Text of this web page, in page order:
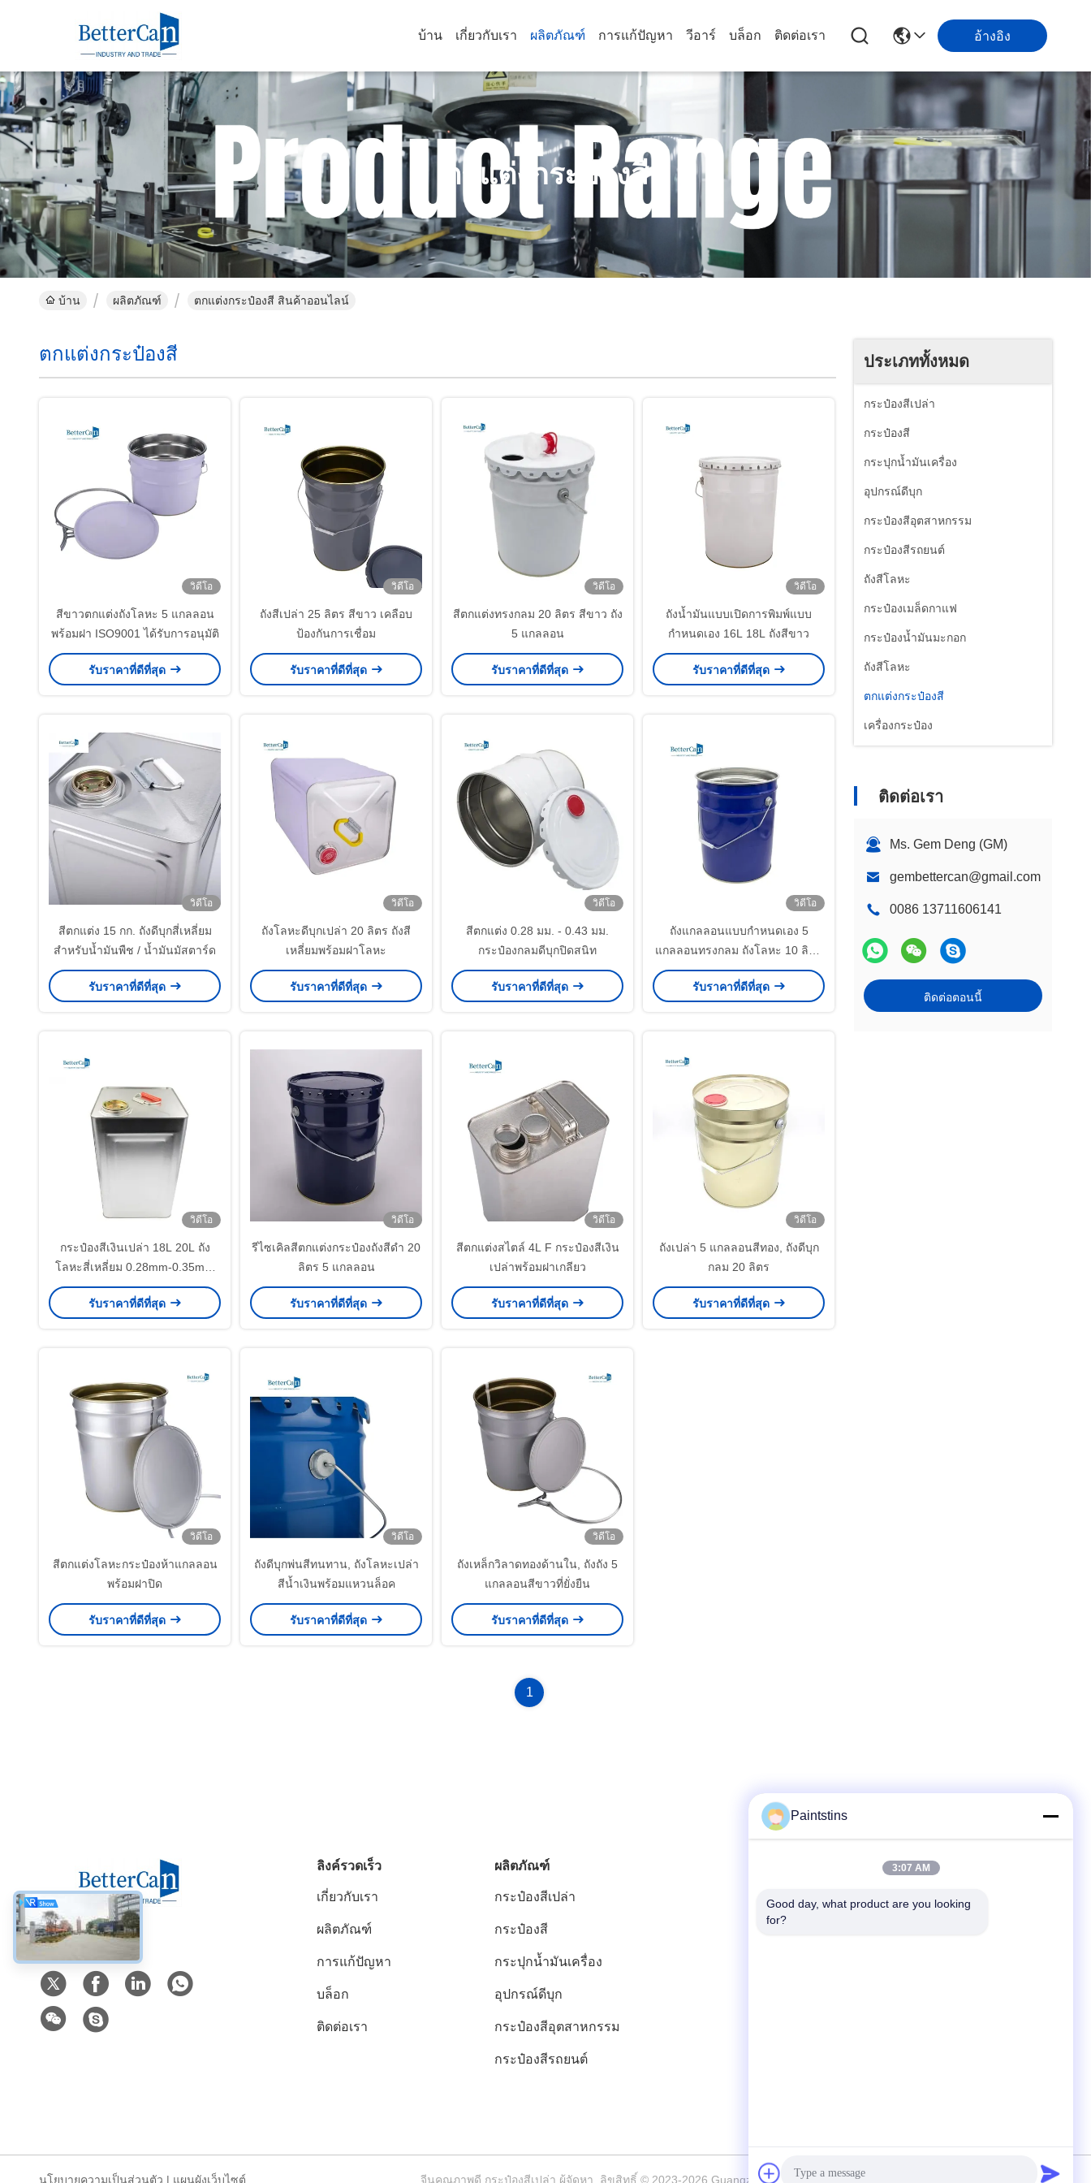
บ้าน เกี่ยวกับเรา ผลิตภัณฑ์ การแก้ปัญหา วีอาร์ บล็อก ติดต่อเรา อ้างอิง
ตกแต่งกระป๋องสี
บ้าน ผลิตภัณฑ์ ตกแต่งกระป๋องสี สินค้าออนไลน์
ประเภททั้งหมด
กระป๋องสีเปล่า
กระป๋องสี
กระปุกน้ำมันเครื่อง
อุปกรณ์ดีบุก
กระป๋องสีอุตสาหกรรม
กระป๋องสีรถยนต์
ถังสีโลหะ
กระป๋องเมล็ดกาแฟ
กระป๋องน้ำมันมะกอก
ถังสีโลหะ
ตกแต่งกระป๋องสี
เครื่องกระป๋อง
ติดต่อเรา
Ms. Gem Deng (GM)
gembettercan@gmail.com
0086 13711606141
ติดต่อตอนนี้
ตกแต่งกระป๋องสี
วิดีโอ
สีขาวตกแต่งถังโลหะ 5 แกลลอน
พร้อมฝา ISO9001 ได้รับการอนุมัติ
รับราคาที่ดีที่สุด
วิดีโอ
ถังสีเปล่า 25 ลิตร สีขาว เคลือบ
ป้องกันการเชื่อม
รับราคาที่ดีที่สุด
วิดีโอ
สีตกแต่งทรงกลม 20 ลิตร สีขาว ถัง
5 แกลลอน
รับราคาที่ดีที่สุด
วิดีโอ
ถังน้ำมันแบบเปิดการพิมพ์แบบ
กำหนดเอง 16L 18L ถังสีขาว
รับราคาที่ดีที่สุด
วิดีโอ
สีตกแต่ง 15 กก. ถังดีบุกสี่เหลี่ยม
สำหรับน้ำมันพืช / น้ำมันมัสตาร์ด
รับราคาที่ดีที่สุด
วิดีโอ
ถังโลหะดีบุกเปล่า 20 ลิตร ถังสี
เหลี่ยมพร้อมฝาโลหะ
รับราคาที่ดีที่สุด
วิดีโอ
สีตกแต่ง 0.28 มม. - 0.43 มม.
กระป๋องกลมดีบุกปิดสนิท
รับราคาที่ดีที่สุด
วิดีโอ
ถังแกลลอนแบบกำหนดเอง 5
แกลลอนทรงกลม ถังโลหะ 10 ลิตร
แพคเกจวางซ้อนกันได้
รับราคาที่ดีที่สุด
วิดีโอ
กระป๋องสีเงินเปล่า 18L 20L ถัง
โลหะสี่เหลี่ยม 0.28mm-0.35mm
Gauge
รับราคาที่ดีที่สุด
วิดีโอ
รีไซเคิลสีตกแต่งกระป๋องถังสีดำ 20
ลิตร 5 แกลลอน
รับราคาที่ดีที่สุด
วิดีโอ
สีตกแต่งสไตล์ 4L F กระป๋องสีเงิน
เปล่าพร้อมฝาเกลียว
รับราคาที่ดีที่สุด
วิดีโอ
ถังเปล่า 5 แกลลอนสีทอง, ถังดีบุก
กลม 20 ลิตร
รับราคาที่ดีที่สุด
วิดีโอ
สีตกแต่งโลหะกระป๋องห้าแกลลอน
พร้อมฝาปิด
รับราคาที่ดีที่สุด
วิดีโอ
ถังดีบุกพ่นสีทนทาน, ถังโลหะเปล่า
สีน้ำเงินพร้อมแหวนล็อค
รับราคาที่ดีที่สุด
วิดีโอ
ถังเหล็กวิลาดทองด้านใน, ถังถัง 5
แกลลอนสีขาวที่ยั่งยืน
รับราคาที่ดีที่สุด
1
สื่อสังคม
ลิงค์รวดเร็ว
เกี่ยวกับเรา
ผลิตภัณฑ์
การแก้ปัญหา
บล็อก
ติดต่อเรา
ผลิตภัณฑ์
กระป๋องสีเปล่า
กระป๋องสี
กระปุกน้ำมันเครื่อง
อุปกรณ์ดีบุก
กระป๋องสีอุตสาหกรรม
กระป๋องสีรถยนต์
โทร
นโยบายความเป็นส่วนตัว | แผนผังเว็บไซต์ จีนคุณภาพดี กระป๋องสีเปล่า ผู้จัดหา. ลิขสิทธิ์ © 2023-2026 Guangzhou BetterCan Industry and Trade Co., Ltd. . สงวนลิขสิทธิ์.
Paintstins
3:07 AM
Good day, what product are you looking
for?